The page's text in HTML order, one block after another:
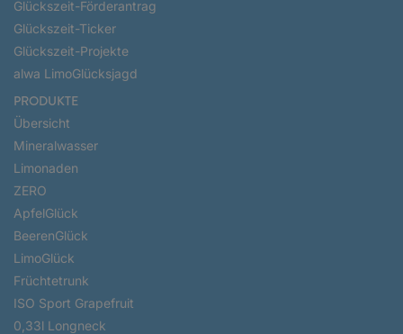
Glückszeit-Förderantrag
Glückszeit-Ticker
Glückszeit-Projekte
alwa LimoGlücksjagd
PRODUKTE
Übersicht
Mineralwasser
Limonaden
ZERO
ApfelGlück
BeerenGlück
LimoGlück
Früchtetrunk
ISO Sport Grapefruit
0,33l Longneck